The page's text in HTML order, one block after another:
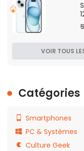
VOIR TOUS
Catégories
Smartphones
PC & Systèmes
Culture Geek